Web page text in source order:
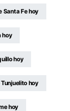
Santa Fe hoy
hoy
hoy
hoy
hoy